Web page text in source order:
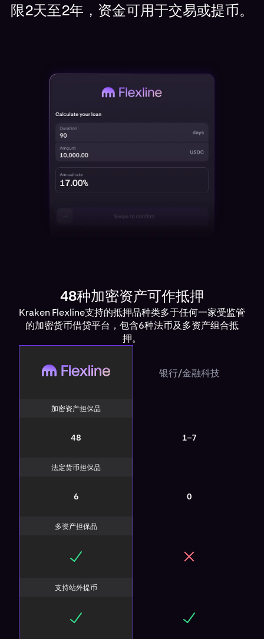
限2天至2年，资金可用于交易或提币。
48种加密资产可作抵押
Kraken Flexline支持的抵押品种类多于任何一家受监管
的加密货币借贷平台，包含6种法币及多资产组合抵
押。
Flexline 银行/金融科技
Bank / Fintech
加密资产担保品
48 1–7
法定货币担保品
6 0
多资产担保品
支持站外提币